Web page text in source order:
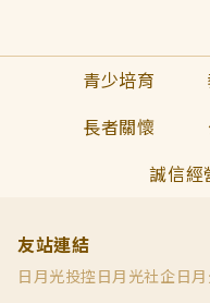
青少培育
長者關懷
誠信經
友站連結
日月光投控 日月光社企日